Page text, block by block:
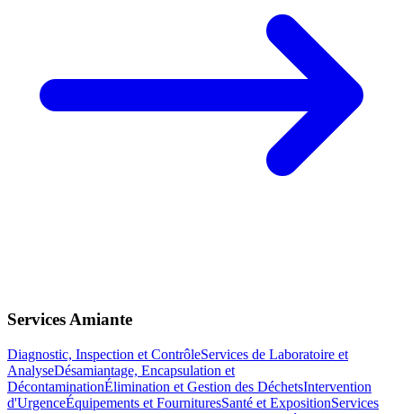
Services Amiante
Diagnostic, Inspection et ContrôleServices de Laboratoire et
AnalyseDésamiantage, Encapsulation et
DécontaminationÉlimination et Gestion des DéchetsIntervention
d'UrgenceÉquipements et FournituresSanté et ExpositionServices